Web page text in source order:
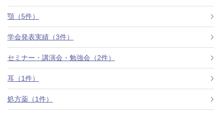
よくあるご質問
美容ブログ
顎（5件）
学会発表実績（3件）
セミナー・講演会・勉強会（2件）
耳（1件）
処方薬（1件）